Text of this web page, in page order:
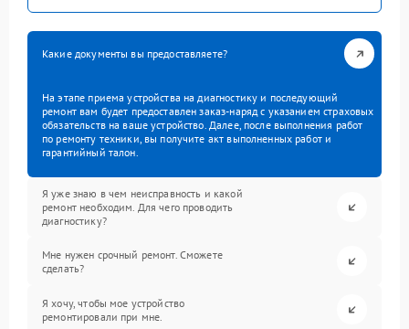
Какие документы вы предоставляете?
На этапе приема устройства на диагностику и последующий
ремонт вам будет предоставлен заказ-наряд с указанием страховых
обязательств на ваше устройство. Далее, после выполнения работ
по ремонту техники, вы получите акт выполненных работ и
гарантийный талон.
Я уже знаю в чем неисправность и какой
ремонт необходим. Для чего проводить
диагностику?
Мне нужен срочный ремонт. Сможете
сделать?
Я хочу, чтобы мое устройство
ремонтировали при мне.